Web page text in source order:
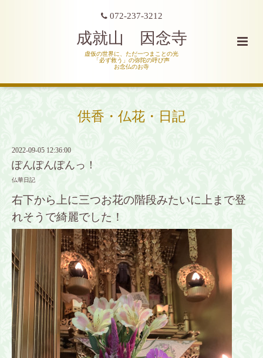
072-237-3212
成就山 因念寺
虚仮の世界に、ただ一つまことの光
「必ず救う」の弥陀の呼び声
お念仏のお寺
供香・仏花・日記
2022-09-05 12:36:00
ぽんぽんぽんっ！
仏華日記
右下から上に三つお花の階段みたいに上まで登
れそうで綺麗でした！